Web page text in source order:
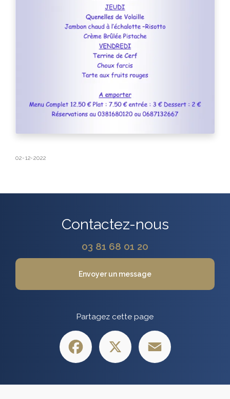
02-12-2022
Contactez-nous
03 81 68 01 20
Envoyer un message
Partagez cette page
Facebook